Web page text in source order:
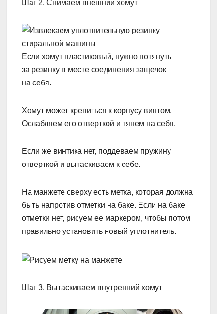
Шаг 2. Снимаем внешний хомут
Если хомут пластиковый, нужно потянуть
за резинку в месте соединения защелок
на себя.
Хомут может крепиться к корпусу винтом.
Ослабляем его отверткой и тянем на себя.
Если же винтика нет, поддеваем пружину
отверткой и вытаскиваем к себе.
На манжете сверху есть метка, которая должна
быть напротив отметки на баке. Если на баке
отметки нет, рисуем ее маркером, чтобы потом
правильно установить новый уплотнитель.
Шаг 3. Вытаскиваем внутренний хомут